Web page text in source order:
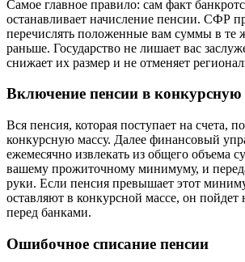
Самое главное правило: сам факт
останавливает начисление пенсии. СФР
перечислять положенные вам суммы в те
раньше. Государство не лишает вас
снижает их размер и не отменяет
Включение пенсии в конкурсную
Вся пенсия, которая поступает на счета,
конкурсную массу. Далее финансовый
ежемесячно извлекать из общего объема
вашему прожиточному минимуму, и
руки. Если пенсия превышает этот
оставляют в конкурсной массе, он пойдет
перед банками.
Ошибочное списание пенсии